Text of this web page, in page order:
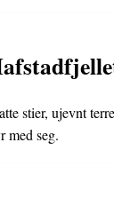
stier, ujevnt
med seg.